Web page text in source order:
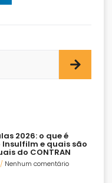
2026: o que é
e quais são
do CONTRAN
Nenhum comentário